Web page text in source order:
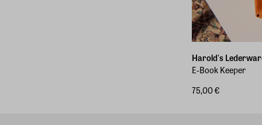
Harold's
E-Book Keeper
75,00 €